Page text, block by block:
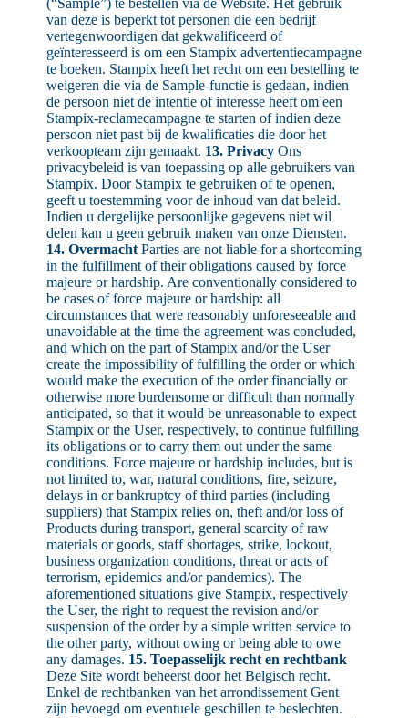
van deze is beperkt tot personen die een bedrijf
vertegenwoordigen dat gekwalificeerd of
geïnteresseerd is om een Stampix advertentiecampagne
te boeken. Stampix heeft het recht om een bestelling te
weigeren die via de Sample-functie is gedaan, indien
de persoon niet de intentie of interesse heeft om een
Stampix-reclamecampagne te starten of indien deze
persoon niet past bij de kwalificaties die door het
verkoopteam zijn gemaakt. 13. PrivacyOns
privacybeleid is van toepassing op alle gebruikers van
Stampix. Door Stampix te gebruiken of te openen,
geeft u toestemming voor de inhoud van dat beleid.
Indien u dergelijke persoonlijke gegevens niet wil
delen kan u geen gebruik maken van onze Diensten.
14. OvermachtParties are not liable for a shortcoming
in the fulfillment of their obligations caused by force
majeure or hardship. Are conventionally considered to
be cases of force majeure or hardship: all
circumstances that were reasonably unforeseeable and
unavoidable at the time the agreement was concluded,
and which on the part of Stampix and/or the User
create the impossibility of fulfilling the order or which
would make the execution of the order financially or
otherwise more burdensome or difficult than normally
anticipated, so that it would be unreasonable to expect
Stampix or the User, respectively, to continue fulfilling
its obligations or to carry them out under the same
conditions. Force majeure or hardship includes, but is
not limited to, war, natural conditions, fire, seizure,
delays in or bankruptcy of third parties (including
suppliers) that Stampix relies on, theft and/or loss of
Products during transport, general scarcity of raw
materials or goods, staff shortages, strike, lockout,
business organization conditions, threat or acts of
terrorism, epidemics and/or pandemics). The
aforementioned situations give Stampix, respectively
the User, the right to request the revision and/or
suspension of the order by a simple written service to
the other party, without owing or being able to owe
any damages. 15. Toepasselijk recht en rechtbank
Deze Site wordt beheerst door het Belgisch recht.
Enkel de rechtbanken van het arrondissement Gent
zijn bevoegd om eventuele geschillen te beslechten.